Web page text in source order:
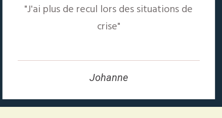
"J'ai plus de recul lors des situations de
crise"
Johanne